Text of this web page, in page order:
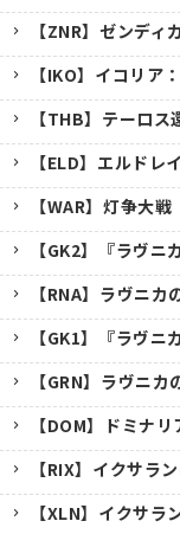
【ZNR】ゼンディ
【IKO】イコリア
【THB】テーロス
【ELD】エルドレ
【WAR】灯争大戦
【GK2】『ラヴ
【RNA】ラヴニカ
【GK1】『ラヴ
【GRN】ラヴニカ
【DOM】ドミナリ
【RIX】イクサラ
【XLN】イクサラ